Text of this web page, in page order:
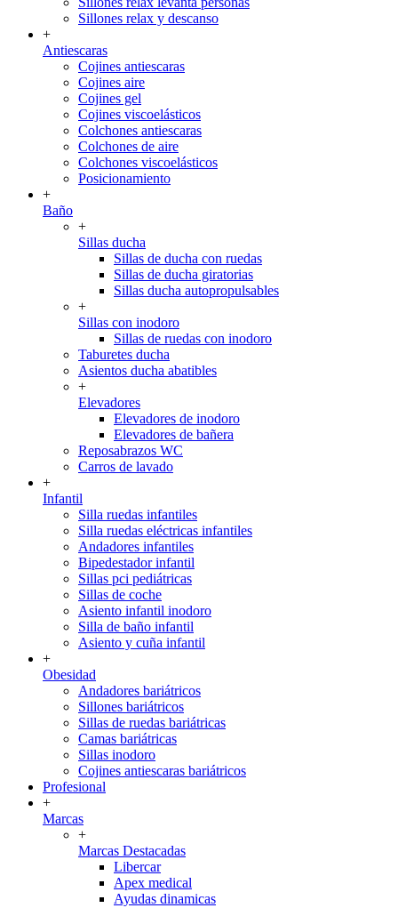
Sillones relax y descanso
+
Antiescaras
Cojines antiescaras
Cojines aire
Cojines gel
Cojines viscoelásticos
Colchones antiescaras
Colchones de aire
Colchones viscoelásticos
Posicionamiento
+
Baño
+
Sillas ducha
Sillas de ducha con ruedas
Sillas de ducha giratorias
Sillas ducha autopropulsables
+
Sillas con inodoro
Sillas de ruedas con inodoro
Taburetes ducha
Asientos ducha abatibles
+
Elevadores
Elevadores de inodoro
Elevadores de bañera
Reposabrazos WC
Carros de lavado
+
Infantil
Silla ruedas infantiles
Silla ruedas eléctricas infantiles
Andadores infantiles
Bipedestador infantil
Sillas pci pediátricas
Sillas de coche
Asiento infantil inodoro
Silla de baño infantil
Asiento y cuña infantil
+
Obesidad
Andadores bariátricos
Sillones bariátricos
Sillas de ruedas bariátricas
Camas bariátricas
Sillas inodoro
Cojines antiescaras bariátricos
Profesional
+
Marcas
+
Marcas Destacadas
Libercar
Apex medical
Ayudas dinamicas